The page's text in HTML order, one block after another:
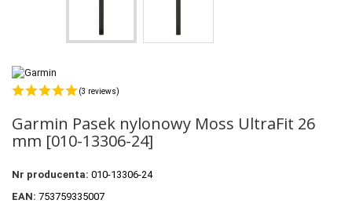
PROMOCJE
+
OUTLET
WYPRZEDAŻ
(3 reviews)
Garmin Pasek nylonowy Moss UltraFit 26
mm [010-13306-24]
Nr producenta: 010-13306-24
EAN: 753759335007